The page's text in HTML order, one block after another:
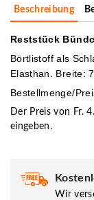
Beschreibung
Reststück
Börtlistoff als
Elasthan. Breite:
Bestellmenge/
Der Preis von Fr.
eingeben.
Wir